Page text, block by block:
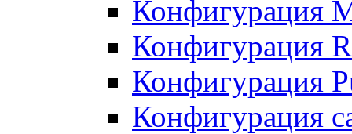
Конфигурация
Конфигурация
Конфигурация
Конфигурация